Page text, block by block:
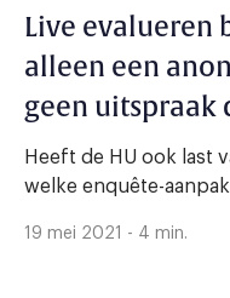
Live evalueren
alleen een
geen uitspraak
zaken’
Heeft de HU ook last
welke enquête-
19 mei 2021 - 4 min.